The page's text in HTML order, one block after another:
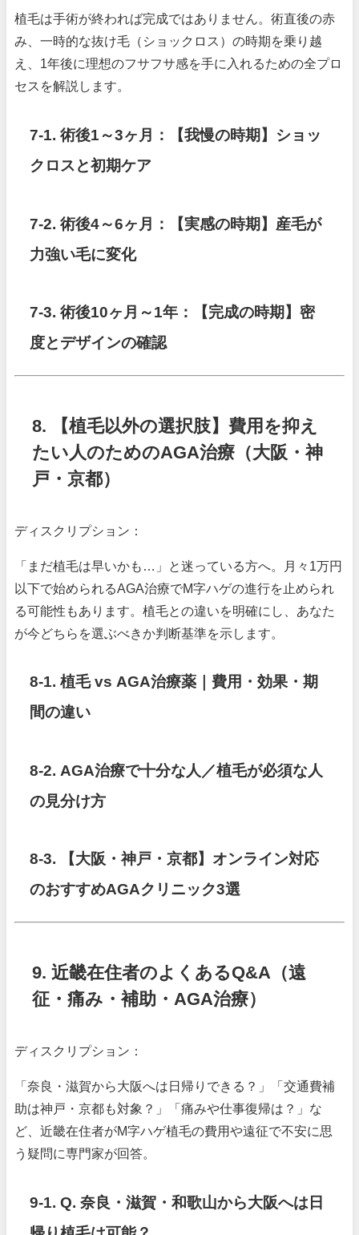
植毛は手術が終われば完成ではありません。術直後の赤
み、一時的な抜け毛（ショックロス）の時期を乗り越
え、1年後に理想のフサフサ感を手に入れるための全プロ
セスを解説します。
7-1. 術後1～3ヶ月：【我慢の時期】ショッ
クロスと初期ケア
7-2. 術後4～6ヶ月：【実感の時期】産毛が
力強い毛に変化
7-3. 術後10ヶ月～1年：【完成の時期】密
度とデザインの確認
8. 【植毛以外の選択肢】費用を抑え
たい人のためのAGA治療（大阪・神
戸・京都）
ディスクリプション：
「まだ植毛は早いかも…」と迷っている方へ。月々1万円
以下で始められるAGA治療でM字ハゲの進行を止められ
る可能性もあります。植毛との違いを明確にし、あなた
が今どちらを選ぶべきか判断基準を示します。
8-1. 植毛 vs AGA治療薬｜費用・効果・期
間の違い
8-2. AGA治療で十分な人／植毛が必須な人
の見分け方
8-3. 【大阪・神戸・京都】オンライン対応
のおすすめAGAクリニック3選
9. 近畿在住者のよくあるQ&A（遠
征・痛み・補助・AGA治療）
ディスクリプション：
「奈良・滋賀から大阪へは日帰りできる？」「交通費補
助は神戸・京都も対象？」「痛みや仕事復帰は？」な
ど、近畿在住者がM字ハゲ植毛の費用や遠征で不安に思
う疑問に専門家が回答。
9-1. Q. 奈良・滋賀・和歌山から大阪へは日